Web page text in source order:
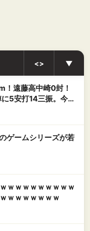
<> ▼
！遠藤高中崎0封！
5安打14三振。今季
結果】
ゲームシリーズが若
ｗｗｗｗｗｗｗｗｗ
ｗｗｗｗｗｗｗ